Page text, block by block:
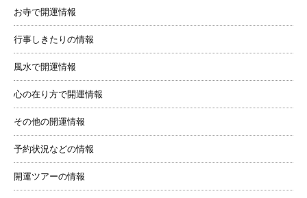
お寺で開運情報
行事しきたりの情報
風水で開運情報
心の在り方で開運情報
その他の開運情報
予約状況などの情報
開運ツアーの情報